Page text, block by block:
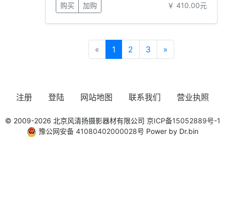
购买 加购 ￥ 410.00元
« 1 2 3 »
注册 登陆 网站地图 联系我们 营业执照
© 2009-2026 北京风清扬摄影器材有限公司 京ICP备15052889号-1
豫公网安备 41080402000028号 Power by Dr.bin